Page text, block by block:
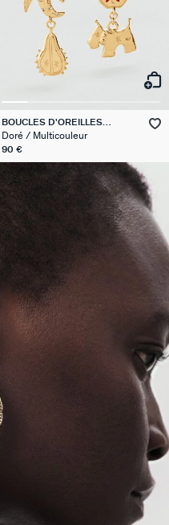
BOUCLES D'OREILLES
PENDANTES BRELOQUES
PANGEA
Doré / Multicouleur
90 €